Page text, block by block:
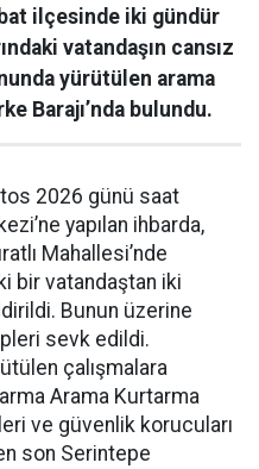
ilçesinde iki gündür
vatandaşın cansız
yürütülen arama
Barajı’nda bulundu.
2026 günü saat
yapılan ihbarda,
Mahallesi’nde
bir vatandaştan iki
Bunun üzerine
sevk edildi.
çalışmalara
Arama Kurtarma
ve güvenlik korucuları
en son Serintepe